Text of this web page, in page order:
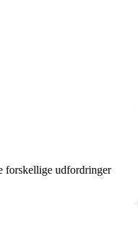
forskellige udfordringer